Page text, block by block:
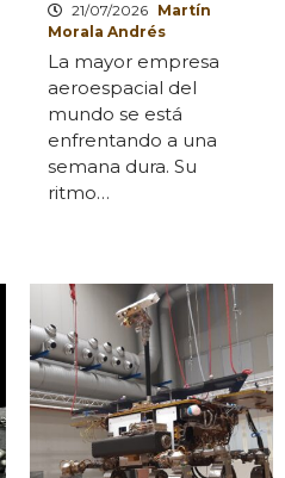
21/07/2026 Martín
Morala Andrés
La mayor empresa
aeroespacial del
mundo se está
enfrentando a una
semana dura. Su
ritmo…